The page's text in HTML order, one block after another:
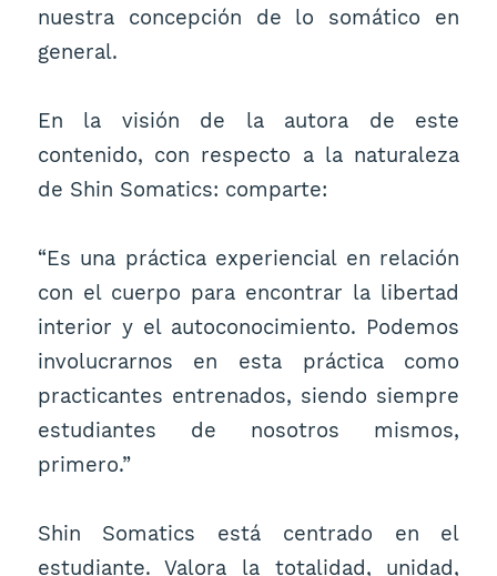
nuestra concepción de lo somático en
general.
En la visión de la autora de este
contenido, con respecto a la naturaleza
de Shin Somatics: comparte:
“Es una práctica experiencial en relación
con el cuerpo para encontrar la libertad
interior y el autoconocimiento. Podemos
involucrarnos en esta práctica como
practicantes entrenados, siendo siempre
estudiantes de nosotros mismos,
primero.”
Shin Somatics está centrado en el
estudiante. Valora la totalidad, unidad,